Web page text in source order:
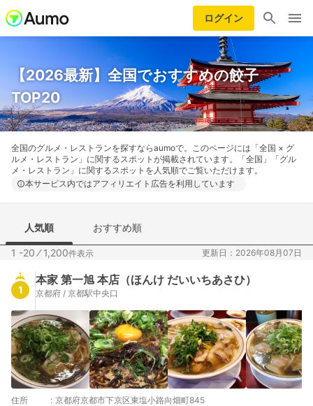
ログイン
【2026最新】全国でおすすめの餃子
TOP20
全国のグルメ・レストランを探すならaumoで。このページには「全国 × グ
ルメ・レストラン」に関するスポットが掲載されています。「全国」「グル
メ・レストラン」に関するスポットを人気順でご覧いただけます。
本サービス内ではアフィリエイト広告を利用しています
人気順 おすすめ順
1 -20 ⁄1,200件表示 更新日：2026年08月07日
1
本家 第一旭 本店（ほんけ だいいちあさひ）
京都府 / 京都駅中央口
住所 : 京都府京都市下京区東塩小路向畑町845